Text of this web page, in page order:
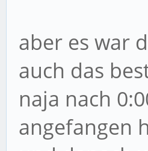
aber es war
auch das
naja nach
angefangen